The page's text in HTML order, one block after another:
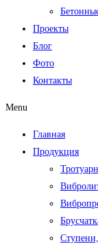
Проекты
Блог
Фото
Контакты
Menu
Главная
Продукция